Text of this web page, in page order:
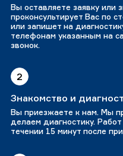
Вы оставляете заявку
проконсультирует Вас по
или запишет на
телефонам указанным на
звонок.
2
Знакомство и
Вы приезжаете к нам. Мы
делаем диагностику.
течении 15 минут после